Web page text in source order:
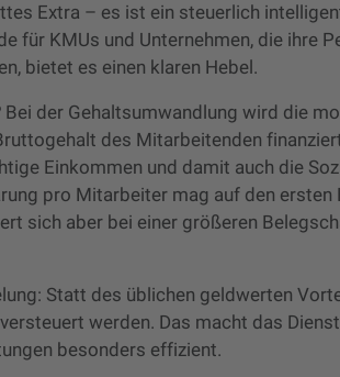
Extra – es ist ein steuerlich
für KMUs und Unternehmen, die ihre
bietet es einen klaren Hebel.
Bei der Gehaltsumwandlung wird die
des Mitarbeitenden
Einkommen und damit auch die
pro Mitarbeiter mag auf den ersten
sich aber bei einer größeren
Statt des üblichen geldwerten
werden. Das macht das
besonders effizient.